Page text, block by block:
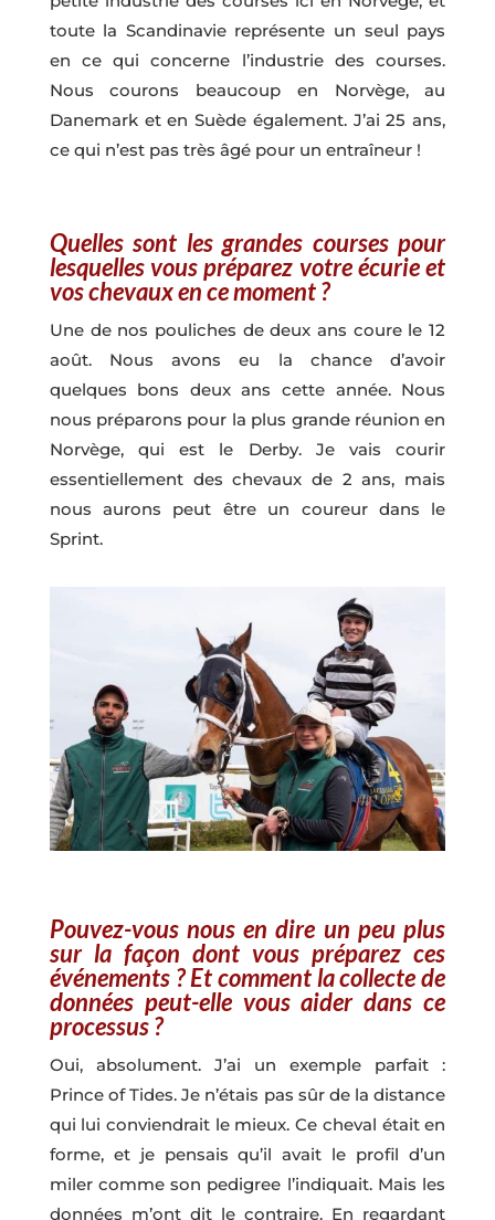
toute la Scandinavie représente un seul pays
en ce qui concerne l’industrie des courses.
Nous courons beaucoup en Norvège, au
Danemark et en Suède également. J’ai 25 ans,
ce qui n’est pas très âgé pour un entraîneur !
Quelles sont les grandes courses pour
lesquelles vous préparez votre écurie et
vos chevaux en ce moment ?
Une de nos pouliches de deux ans coure le 12
août. Nous avons eu la chance d’avoir
quelques bons deux ans cette année. Nous
nous préparons pour la plus grande réunion en
Norvège, qui est le Derby. Je vais courir
essentiellement des chevaux de 2 ans, mais
nous aurons peut être un coureur dans le
Sprint.
Pouvez-vous nous en dire un peu plus
sur la façon dont vous préparez ces
événements ? Et comment la collecte de
données peut-elle vous aider dans ce
processus ?
Oui, absolument. J’ai un exemple parfait :
Prince of Tides. Je n’étais pas sûr de la distance
qui lui conviendrait le mieux. Ce cheval était en
forme, et je pensais qu’il avait le profil d’un
miler comme son pedigree l’indiquait. Mais les
données m’ont dit le contraire. En regardant